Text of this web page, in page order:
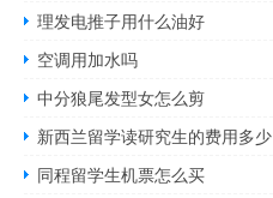
理发电推子用什么油好
空调用加水吗
中分狼尾发型女怎么剪
新西兰留学读研究生的费用多少
同程留学生机票怎么买